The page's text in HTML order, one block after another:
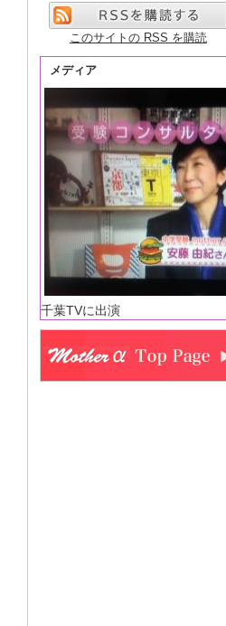
このサイトの RSS を購読
メディア
千葉TVに出演